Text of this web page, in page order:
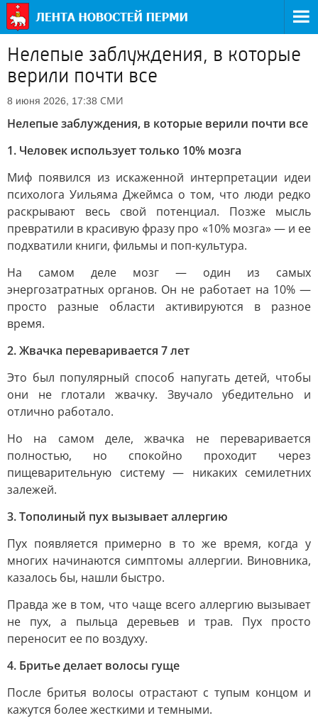
Нелепые заблуждения, в которые
верили почти все
8 июня 2026, 17:38 СМИ
Нелепые заблуждения, в которые верили почти все
1. Человек использует только 10% мозга
Миф появился из искаженной интерпретации идеи
психолога Уильяма Джеймса о том, что люди редко
раскрывают весь свой потенциал. Позже мысль
превратили в красивую фразу про «10% мозга» — и ее
подхватили книги, фильмы и поп-культура.
На самом деле мозг — один из самых
энергозатратных органов. Он не работает на 10% —
просто разные области активируются в разное
время.
2. Жвачка переваривается 7 лет
Это был популярный способ напугать детей, чтобы
они не глотали жвачку. Звучало убедительно и
отлично работало.
Но на самом деле, жвачка не переваривается
полностью, но спокойно проходит через
пищеварительную систему — никаких семилетних
залежей.
3. Тополиный пух вызывает аллергию
Пух появляется примерно в то же время, когда у
многих начинаются симптомы аллергии. Виновника,
казалось бы, нашли быстро.
Правда же в том, что чаще всего аллергию вызывает
не пух, а пыльца деревьев и трав. Пух просто
переносит ее по воздуху.
4. Бритье делает волосы гуще
После бритья волосы отрастают с тупым концом и
кажутся более жесткими и темными.